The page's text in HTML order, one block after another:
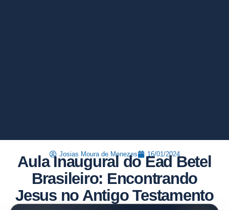
Josias Moura de Menezes 16/01/2024
Aula Inaugural do Ead Betel
Brasileiro: Encontrando
Jesus no Antigo Testamento